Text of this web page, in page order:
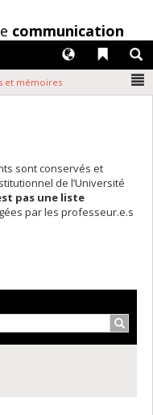
communication
Liens
Langues
et mémoires
sont conservés et
de l’Université
pas une liste
par les professeur.e.s